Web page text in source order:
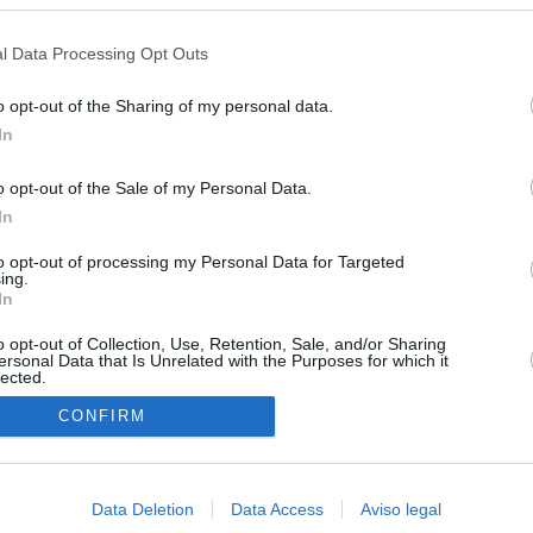
Data Processing Opt Outs
opt-out of the Sharing of my personal data.
opt-out of the Sale of my Personal Data.
opt-out of processing my Personal Data for Targeted
opt-out of Collection, Use, Retention, Sale, and/or Sharing
Data that Is Unrelated with the Purposes for which it
CONFIRM
Data Deletion Data Access Aviso legal
el ático de Ayuso
el Gobierno de Ayuso en Chamberí tampoco puede ser
de la impunidad
la alerta en Ceuta y estrecha la coordinación con Marruecos
a cruzar la frontera
al Gobierno y cita a Marlaska y Robles en el Senado la
por la crisis en Ceuta